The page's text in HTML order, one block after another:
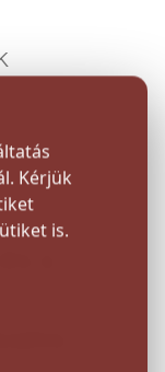
A
Kérjük
is.